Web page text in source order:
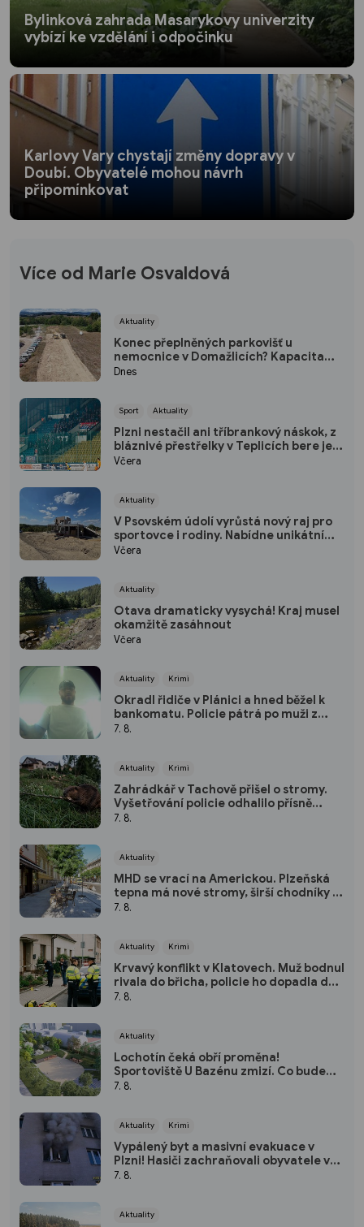
Bylinková zahrada Masarykovy univerzity
vybízí ke vzdělání i odpočinku
Karlovy Vary chystají změny dopravy v
Doubí. Obyvatelé mohou návrh
připomínkovat
Více od Marie Osvaldová
Aktuality
Konec přeplněných parkovišť u
nemocnice v Domažlicích? Kapacita
vzroste o polovinu
Dnes
Sport Aktuality
Plzni nestačil ani tříbrankový náskok, z
bláznivé přestřelky v Teplicích bere jen
bod
Včera
Aktuality
V Psovském údolí vyrůstá nový raj pro
sportovce i rodiny. Nabídne unikátní
pumptrack i šestimetrovou vyhlídku
Včera
Aktuality
Otava dramaticky vysychá! Kraj musel
okamžitě zasáhnout
Včera
Aktuality Krimi
Okradl řidiče v Plánici a hned běžel k
bankomatu. Policie pátrá po muži z
kamerových záznamů
7. 8.
Aktuality Krimi
Zahrádkář v Tachově přišel o stromy.
Vyšetřování policie odhalilo přísně
chráněného viníka
7. 8.
Aktuality
MHD se vrací na Americkou. Plzeňská
tepna má nové stromy, širší chodníky i
zónu 20 km/h
7. 8.
Aktuality Krimi
Krvavý konflikt v Klatovech. Muž bodnul
rivala do břicha, policie ho dopadla do
dvou hodin
7. 8.
Aktuality
Lochotín čeká obří proměna!
Sportoviště U Bazénu zmizí. Co bude
místo něj?
7. 8.
Aktuality Krimi
Vypálený byt a masivní evakuace v
Plzni! Hasiči zachraňovali obyvatele v
maskách
7. 8.
Aktuality